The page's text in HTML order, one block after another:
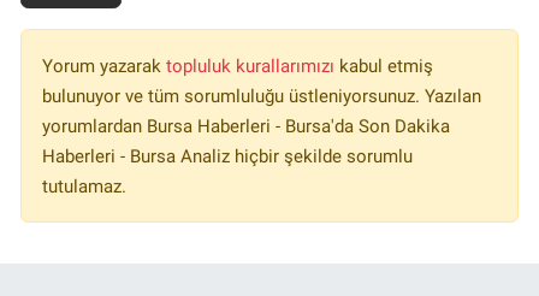
Yorum yazarak topluluk kurallarımızı kabul etmiş
bulunuyor ve tüm sorumluluğu üstleniyorsunuz. Yazılan
yorumlardan Bursa Haberleri - Bursa'da Son Dakika
Haberleri - Bursa Analiz hiçbir şekilde sorumlu
tutulamaz.